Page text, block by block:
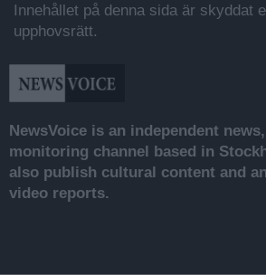
Innehållet på denna sida är skyddat
upphovsrätt.
NewsVoice is an independent
monitoring channel based in
also publish cultural content and
video reports.